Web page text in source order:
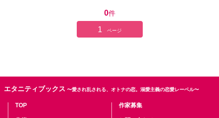
0件
1 ページ
エタニティブックス 〜愛され乱される、オトナの恋。溺愛主義の恋愛レーベル〜
TOP 作家募集